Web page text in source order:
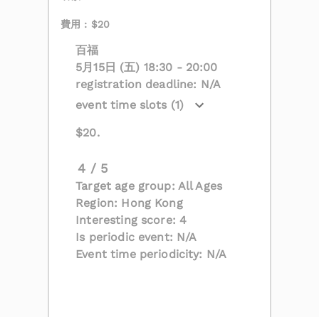
費用 : $20
百福
5月15日 (五) 18:30 - 20:00
registration deadline: N/A
event time slots (1)
$20.
4 / 5
Target age group: All Ages
Region: Hong Kong
Interesting score: 4
Is periodic event: N/A
Event time periodicity: N/A